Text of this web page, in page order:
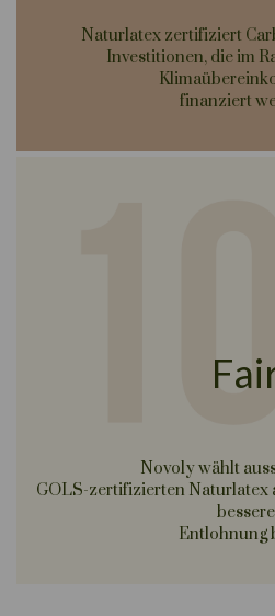
Naturlatex zertifiziert
Investitionen, die im
finanziert
Novoly wählt
GOLS-zertifizierten Naturlatex
bessere
Entlohnung